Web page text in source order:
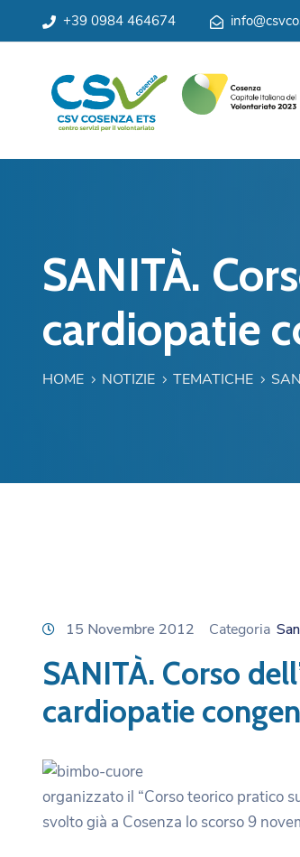
+39 0984 464674
SANITÀ.
cardiopatie
HOME NOTIZIE TEMATICHE
15 Novembre 2012 Categoria
SANITÀ. Corso
cardiopatie
organizzato il “Corso teorico pratico
svolto già a Cosenza lo scorso 9